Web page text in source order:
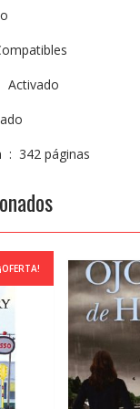
pantalla ‏ : ‎ Compatibles
Tipografía mejorada ‏ : ‎ Activado
Longitud de impresión ‏ : ‎ 342 páginas
¡OFERTA!